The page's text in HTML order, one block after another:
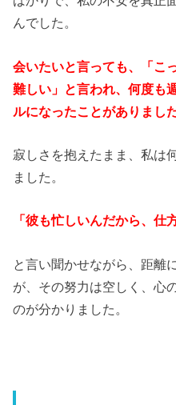
んでした。
会いたいと言っても、「こ
難しい」と言われ、何度も
ルになったことがありました
寂しさを抱えたまま、私は
ました。
「彼も忙しいんだから、仕
と言い聞かせながら、距離
が、その努力は空しく、心
のが分かりました。